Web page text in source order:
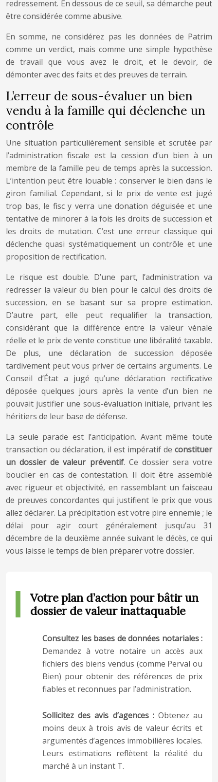
redressement. En dessous de ce seuil, sa démarche peut
être considérée comme abusive.
En somme, ne considérez pas les données de Patrim
comme un verdict, mais comme une simple hypothèse
de travail que vous avez le droit, et le devoir, de
démonter avec des faits et des preuves de terrain.
L’erreur de sous-évaluer un bien
vendu à la famille qui déclenche un
contrôle
Une situation particulièrement sensible et scrutée par
l’administration fiscale est la cession d’un bien à un
membre de la famille peu de temps après la succession.
L’intention peut être louable : conserver le bien dans le
giron familial. Cependant, si le prix de vente est jugé
trop bas, le fisc y verra une donation déguisée et une
tentative de minorer à la fois les droits de succession et
les droits de mutation. C’est une erreur classique qui
déclenche quasi systématiquement un contrôle et une
proposition de rectification.
Le risque est double. D’une part, l’administration va
redresser la valeur du bien pour le calcul des droits de
succession, en se basant sur sa propre estimation.
D’autre part, elle peut requalifier la transaction,
considérant que la différence entre la valeur vénale
réelle et le prix de vente constitue une libéralité taxable.
De plus, une déclaration de succession déposée
tardivement peut vous priver de certains arguments. Le
Conseil d’État a jugé qu’une déclaration rectificative
déposée quelques jours après la vente d’un bien ne
pouvait justifier une sous-évaluation initiale, privant les
héritiers de leur base de défense.
La seule parade est l’anticipation. Avant même toute
transaction ou déclaration, il est impératif de constituer
un dossier de valeur préventif. Ce dossier sera votre
bouclier en cas de contestation. Il doit être assemblé
avec rigueur et objectivité, en rassemblant un faisceau
de preuves concordantes qui justifient le prix que vous
allez déclarer. La précipitation est votre pire ennemie ; le
délai pour agir court généralement jusqu’au 31
décembre de la deuxième année suivant le décès, ce qui
vous laisse le temps de bien préparer votre dossier.
Votre plan d’action pour bâtir un
dossier de valeur inattaquable
Consultez les bases de données notariales :
Demandez à votre notaire un accès aux
fichiers des biens vendus (comme Perval ou
Bien) pour obtenir des références de prix
fiables et reconnues par l’administration.
Sollicitez des avis d’agences :Obtenez au
moins deux à trois avis de valeur écrits et
argumentés d’agences immobilières locales.
Leurs estimations reflètent la réalité du
marché à un instant T.